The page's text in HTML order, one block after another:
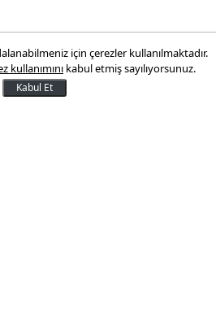
işsizlikte 9 AB
bıraktı
için çerezler kullanılmaktadır.
kullanımını kabul etmiş sayılıyorsunuz.
Kabul Et